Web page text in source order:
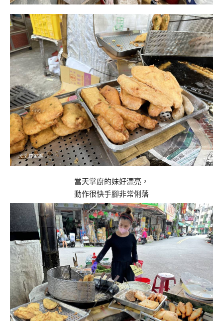
當天掌廚的妹好漂亮，
動作很快手腳非常俐落